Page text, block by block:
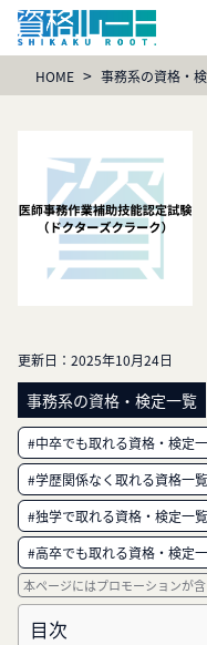
HOME > 事務系の資格・
更新日： 2025年10月24日
事務系の資格・検定一覧
#中卒でも取れる資格・検定
#学歴関係なく取れる資格一覧
#独学で取れる資格・検定一覧
#高卒でも取れる資格・検定
本ページにはプロモーションが
目次